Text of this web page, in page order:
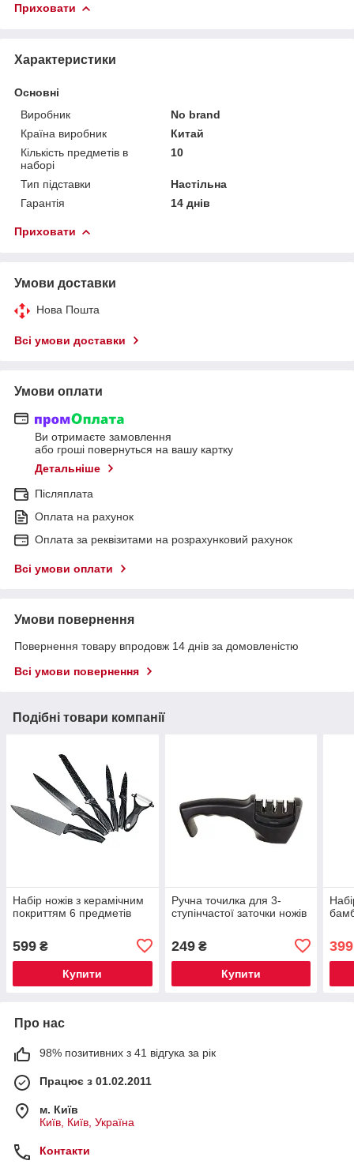
Приховати
Характеристики
Основні
Виробник
No brand
Країна виробник
Китай
Кількість предметів в
наборі
10
Тип підставки
Настільна
Гарантія
14 днів
Приховати
Умови доставки
Нова Пошта
Всі умови доставки
Умови оплати
Ви отримаєте замовлення
або гроші повернуться на вашу картку
Детальніше
Післяплата
Оплата на рахунок
Оплата за реквізитами на розрахунковий рахунок
Всі умови оплати
Умови повернення
Повернення товару впродовж 14 днів за домовленістю
Всі умови повернення
Подібні товари компанії
Набір ножів з керамічним
покриттям 6 предметів
599 ₴
Купити
Ручна точилка для 3-
ступінчастої заточки ножів
249₴
Купити
399
Про нас
98% позитивних з 41 відгука за рік
Працює з 01.02.2011
м. Київ
Київ, Київ, Україна
Контакти